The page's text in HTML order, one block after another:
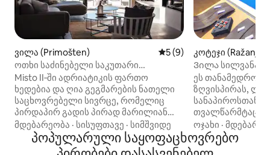
ვილა (Primošten) საშუალო შეფასებაა
5 (9)
ოთხი საძინებელი საკუთარი
სააბაზანოებით, პირადი აუზი და ხედი
ზღვაზე
Misto II‑ში ადრიატიკის ფართო
ხედებია და ღია გეგმარების ნათელი
საცხოვრებელი სივრცე, რომელიც
პირდაპირ გადის პირად მარილიან
აუზსა და ხმელთაშუა ზღვის ბაღში.
ოთხივე საძინებელს, რომელსაც
საკუთარი სააბაზანო აქვს, ზღვის ხედი
მდებარეობა · სისუფთავე · სიმშვიდე
კოტეჯი (Ražanj)
Ვილა სილვანა
ეს
ზღვისპირას,
სანაპიროსთან
თვალწარმტაც
Ხორვატიის
ცენტრალური
გასწვრივ,
ოჯახი ·
პოპულარული საყოფაცხოვრებო